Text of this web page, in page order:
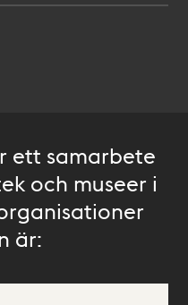
ett samarbete
och museer i
är: